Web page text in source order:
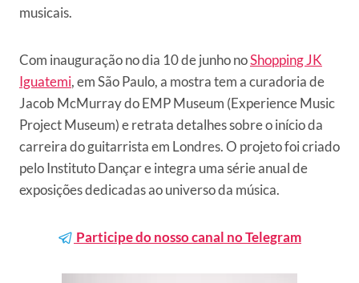
musicais.
Com inauguração no dia 10 de junho noShopping JK
Iguatemi, em São Paulo, a mostra tem a curadoria de
Jacob McMurray do EMP Museum (Experience Music
Project Museum) e retrata detalhes sobre o início da
carreira do guitarrista em Londres. O projeto foi criado
pelo Instituto Dançar e integra uma série anual de
exposições dedicadas ao universo da música.
Participe do nosso canal no Telegram